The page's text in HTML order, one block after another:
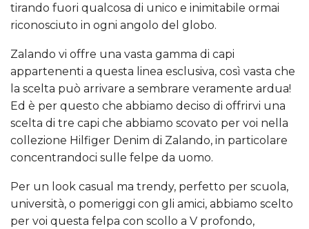
tirando fuori qualcosa di unico e inimitabile ormai
riconosciuto in ogni angolo del globo.
Zalando vi offre una vasta gamma di capi
appartenenti a questa linea esclusiva, così vasta che
la scelta può arrivare a sembrare veramente ardua!
Ed è per questo che abbiamo deciso di offrirvi una
scelta di tre capi che abbiamo scovato per voi nella
collezione Hilfiger Denim di Zalando, in particolare
concentrandoci sulle felpe da uomo.
Per un look casual ma trendy, perfetto per scuola,
università, o pomeriggi con gli amici, abbiamo scelto
per voi questa felpa con scollo a V profondo,